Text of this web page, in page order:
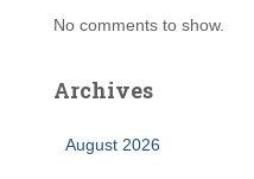
No comments to show.
Archives
August 2026